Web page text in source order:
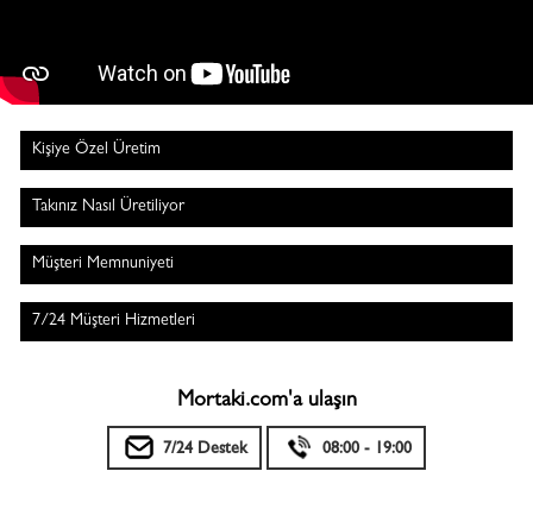
Kişiye Özel Üretim
Takınız Nasıl Üretiliyor
Müşteri Memnuniyeti
7/24 Müşteri Hizmetleri
Mortaki.com'a ulaşın
7/24 Destek 08:00 - 19:00